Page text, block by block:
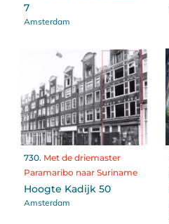
7
Amsterdam
730. Met de driemaster
Paramaribo naar Suriname
Hoogte Kadijk 50
Amsterdam